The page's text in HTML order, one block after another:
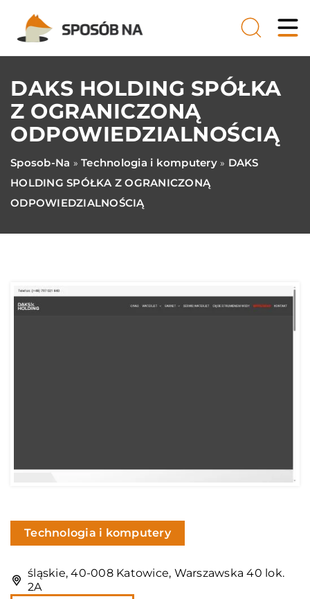
DAKS HOLDING SPÓŁKA
Z OGRANICZONĄ
ODPOWIEDZIALNOŚCIĄ
Sposob-Na » Technologia i komputery» DAKS
HOLDING SPÓŁKA Z OGRANICZONĄ
ODPOWIEDZIALNOŚCIĄ
Technologia i komputery
śląskie, 40-008 Katowice, Warszawska 40 lok.
2A